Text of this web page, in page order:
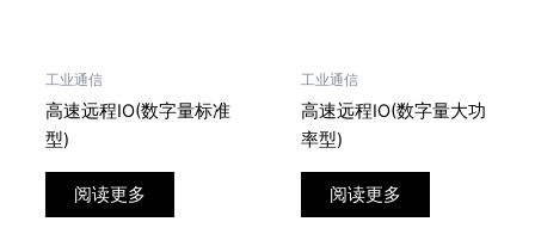
工业通信
高速远程IO(数字量标准
型)
阅读更多
工业通信
高速远程IO(数字量大功
率型)
阅读更多